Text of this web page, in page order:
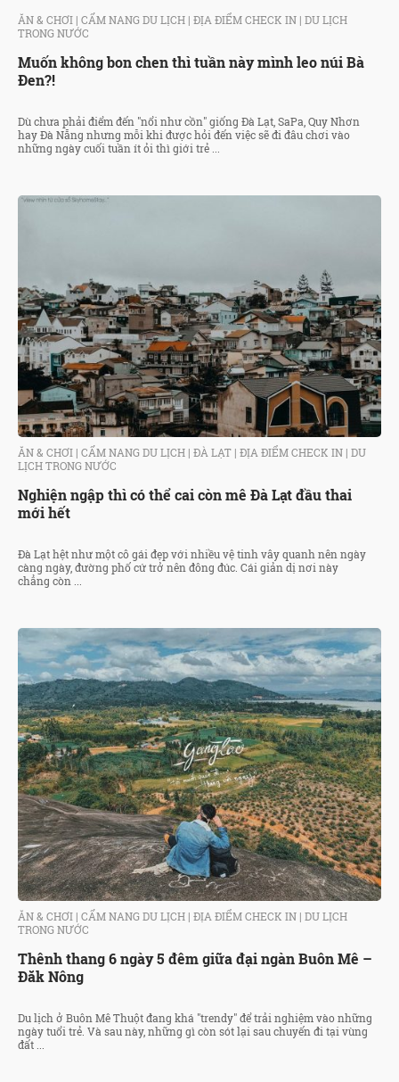
ĂN & CHƠI | CẨM NANG DU LỊCH | ĐỊA ĐIỂM CHECK IN | DU LỊCH
TRONG NƯỚC
Muốn không bon chen thì tuần này mình leo núi Bà
Đen?!
Dù chưa phải điểm đến "nổi như cồn" giống Đà Lạt, SaPa, Quy Nhơn
hay Đà Nẵng nhưng mỗi khi được hỏi đến việc sẽ đi đâu chơi vào
những ngày cuối tuần ít ỏi thì giới trẻ ...
ĂN & CHƠI | CẨM NANG DU LỊCH | ĐÀ LẠT | ĐỊA ĐIỂM CHECK IN | DU
LỊCH TRONG NƯỚC
Nghiện ngập thì có thể cai còn mê Đà Lạt đầu thai
mới hết
Đà Lạt hệt như một cô gái đẹp với nhiều vệ tinh vây quanh nên ngày
càng ngày, đường phố cứ trở nên đông đúc. Cái giản dị nơi này
chẳng còn ...
ĂN & CHƠI | CẨM NANG DU LỊCH | ĐỊA ĐIỂM CHECK IN | DU LỊCH
TRONG NƯỚC
Thênh thang 6 ngày 5 đêm giữa đại ngàn Buôn Mê –
Đăk Nông
Du lịch ở Buôn Mê Thuột đang khá "trendy" để trải nghiệm vào những
ngày tuổi trẻ. Và sau này, những gì còn sót lại sau chuyến đi tại vùng
đất ...